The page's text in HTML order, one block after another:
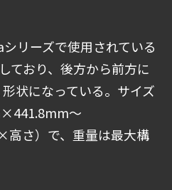
リーズで使用されている
ており、後方から前方に
状になっている。サイズ
～
さ）で、重量は最大構